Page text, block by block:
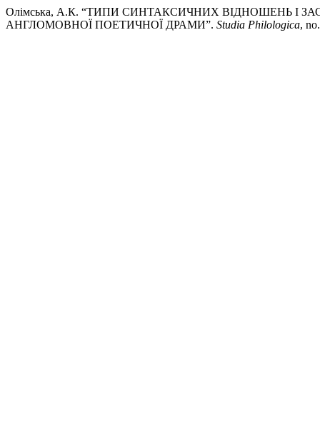
Олімська, А.К. “ТИПИ СИНТАКСИЧНИХ ВІДНОШЕНЬ І
АНГЛОМОВНОЇ ПОЕТИЧНОЇ ДРАМИ”. Studia Philologica,